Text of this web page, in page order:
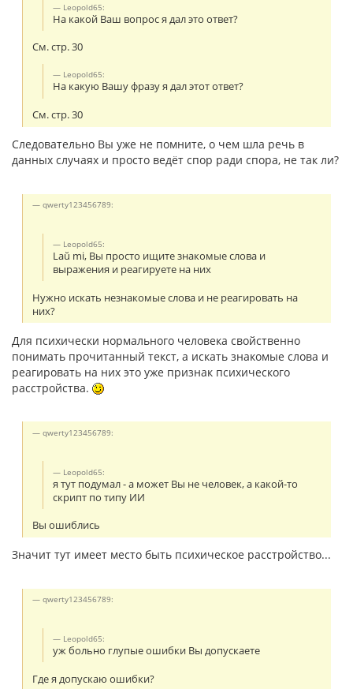
Leopold65:
На какой Ваш вопрос я дал это ответ?
См. стр. 30
Leopold65:
На какую Вашу фразу я дал этот ответ?
См. стр. 30
Следовательно Вы уже не помните, о чем шла речь в
данных случаях и просто ведёт спор ради спора, не так ли?
qwerty123456789:
Leopold65:
Laŭ mi, Вы просто ищите знакомые слова и
выражения и реагируете на них
Нужно искать незнакомые слова и не реагировать на
них?
Для психически нормального человека свойственно
понимать прочитанный текст, а искать знакомые слова и
реагировать на них это уже признак психического
расстройства.
qwerty123456789:
Leopold65:
я тут подумал - а может Вы не человек, а какой-то
скрипт по типу ИИ
Вы ошиблись
Значит тут имеет место быть психическое расстройство...
qwerty123456789:
Leopold65:
уж больно глупые ошибки Вы допускаете
Где я допускаю ошибки?